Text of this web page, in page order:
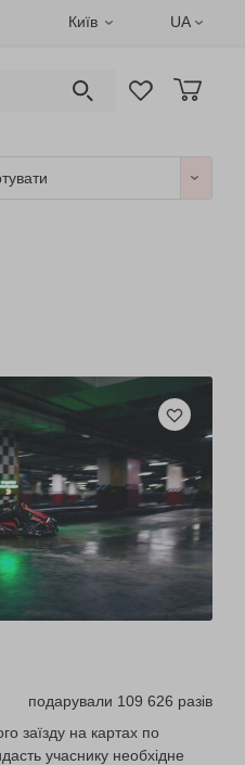
Київ UA
подарували 109 626 разів
заїзду на картах по
учаснику необхідне